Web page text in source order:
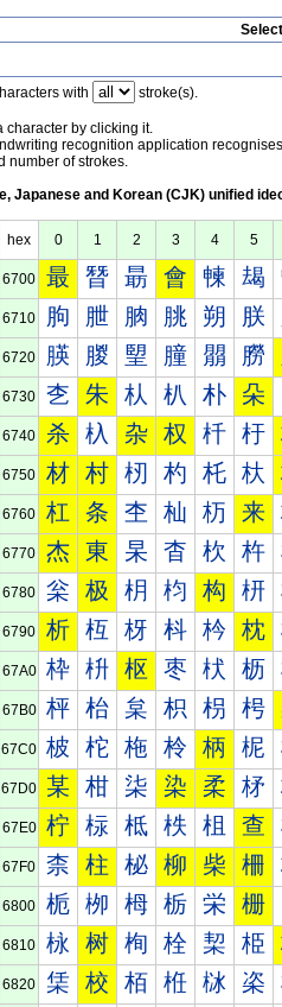
with stroke(s).
character by clicking it.
recognition application
number of strokes.
Japanese and Korean (CJK) unified
hex 0 1 2 3 4 5
6700 最 朁 朂 會 朄 朅
6710 朐 朑 朒 朓 朔 朕
6720 朠 朡 朢 朣 朤 朥
6730 朰 朱 朲 朳 朴 朵
6740 杀 杁 杂 权 杄 杅
6750 材 村 杒 杓 杔 杕
6760 杠 条 杢 杣 杤 来
6770 杰 東 杲 杳 杴 杵
6780 枀 极 枂 枃 构 枅
6790 析 枑 枒 枓 枔 枕
67A0 枠 枡 枢 枣 枤 枥
67B0 枰 枱 枲 枳 枴 枵
67C0 柀 柁 柂 柃 柄 柅
67D0 某 柑 柒 染 柔 柕
67E0 柠 柡 柢 柣 柤 查
67F0 柰 柱 柲 柳 柴 柵
6800 栀 栁 栂 栃 栄 栅
6810 栐 树 栒 栓 栔 栕
6820 栠 校 栢 栣 栤 栥